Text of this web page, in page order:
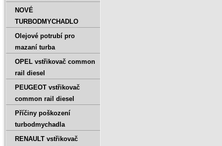
NOVÉ
TURBODMYCHADLO
Olejové potrubí pro
mazaní turba
OPEL vstřikovač common
rail diesel
PEUGEOT vstřikovač
common rail diesel
Příčiny poškození
turbodmychadla
RENAULT vstřikovač